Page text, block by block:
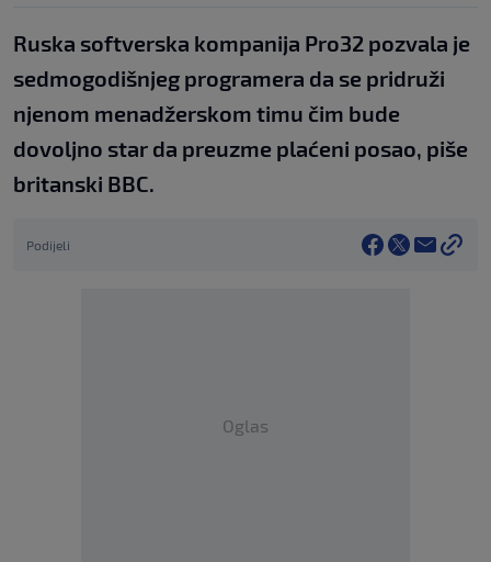
Ruska softverska kompanija Pro32 pozvala je
sedmogodišnjeg programera da se pridruži
njenom menadžerskom timu čim bude
dovoljno star da preuzme plaćeni posao, piše
britanski BBC.
Podijeli
Oglas